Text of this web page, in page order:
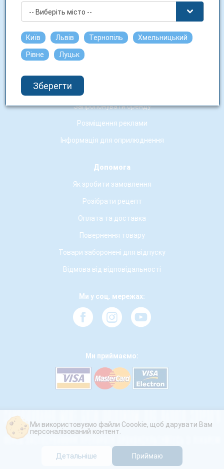
Умови використання сайту
Запропонувати оренду
Розміщення реклами
Інформація для оприлюднення
Допомога
Як зробити замовлення
Розібрати рецепт
Оплата та доставка
Повернення товару
Товари заборонені для відпуску
Відмова від відповідальності
Ми у соц. мережах:
Ми приймаємо:
Ми використовуємо файли Coookie, щоб дарувати Вам
персоналізований контент.
Детальніше Приймаю
-- Виберіть місто --
Київ Львів Тернопіль Хмельницький
Рівне Луцьк
Зберегти